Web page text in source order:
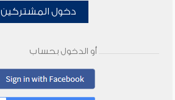
دخول المشتركين
أو الدخول بحساب